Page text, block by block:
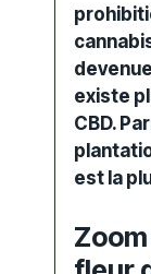
existe
CBD.
est la